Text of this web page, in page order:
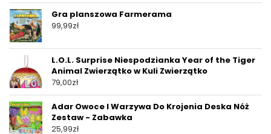
Gra planszowa Farmerama
99,99zł
L.O.L. Surprise Niespodzianka Year of the Tiger
Animal Zwierzątko w Kuli Zwierzątko
79,00zł
Adar Owoce I Warzywa Do Krojenia Deska Nóż
Zestaw - Zabawka
25,99zł